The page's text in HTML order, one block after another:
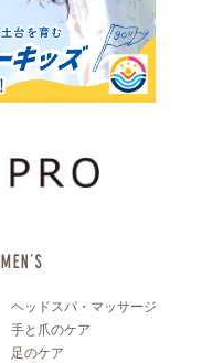
MEN'S
ヘッドスパ・マッサージ
手と爪のケア
足のケア